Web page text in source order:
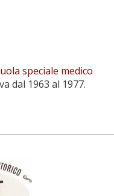
speciale medico
dal 1963 al 1977.